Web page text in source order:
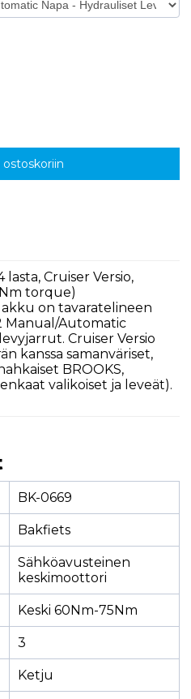
lasta, Cruiser Versio,
torque)
on tavaratelineen
Manual/Automatic
Cruiser Versio
kanssa samanväriset,
BROOKS,
valikoiset ja leveät).
BK-0669
Bakfiets
Sähköavusteinen
keskimoottori
Keski 60Nm-75Nm
3
Ketju